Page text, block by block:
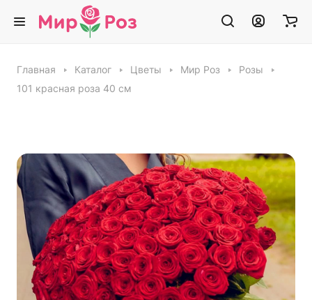
Главная Каталог Цветы Мир Роз
Розы
101 красная роза 40 см